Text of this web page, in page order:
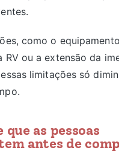
como o equipamento
RV ou a extensão da
limitações só
as pessoas
antes de